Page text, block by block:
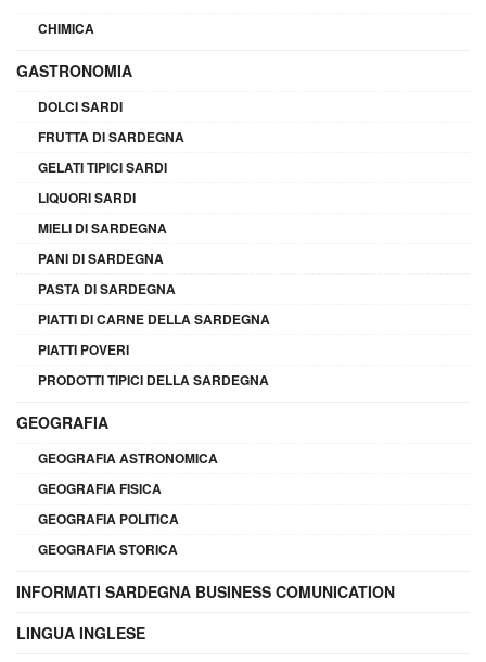
CHIMICA
GASTRONOMIA
DOLCI SARDI
FRUTTA DI SARDEGNA
GELATI TIPICI SARDI
LIQUORI SARDI
MIELI DI SARDEGNA
PANI DI SARDEGNA
PASTA DI SARDEGNA
PIATTI DI CARNE DELLA SARDEGNA
PIATTI POVERI
PRODOTTI TIPICI DELLA SARDEGNA
GEOGRAFIA
GEOGRAFIA ASTRONOMICA
GEOGRAFIA FISICA
GEOGRAFIA POLITICA
GEOGRAFIA STORICA
INFORMATI SARDEGNA BUSINESS COMUNICATION
LINGUA INGLESE